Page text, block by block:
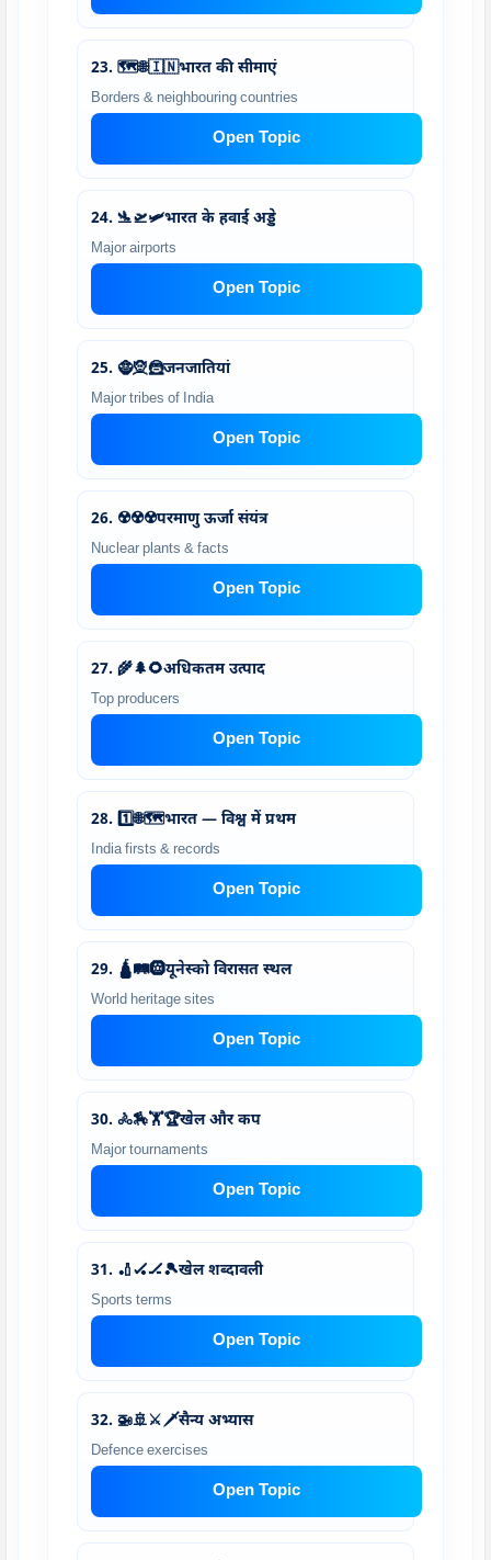
23. 🗺️🌐🇮🇳भारत की सीमाएं
Borders & neighbouring countries
Open Topic
24. 🛬🛫🛩️भारत के हवाई अड्डे
Major airports
Open Topic
25. 🧌🧝🦹जनजातियां
Major tribes of India
Open Topic
26. ☢️☢️☢️परमाणु ऊर्जा संयंत्र
Nuclear plants & facts
Open Topic
27. 🌾🌲🌻अधिकतम उत्पाद
Top producers
Open Topic
28. 1️⃣🌐🗺️भारत — विश्व में प्रथम
India firsts & records
Open Topic
29. 🛕🛤️🛞यूनेस्को विरासत स्थल
World heritage sites
Open Topic
30. 🚴🏇🏋️🏆खेल और कप
Major tournaments
Open Topic
31. 🏏🏑🏒🎾खेल शब्दावली
Sports terms
Open Topic
32. 🚁🚢⚔️🗡️सैन्य अभ्यास
Defence exercises
Open Topic